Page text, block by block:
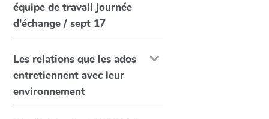
équipe de travail journée
d'échange / sept 17
Les relations que les ados
entretiennent avec leur
environnement